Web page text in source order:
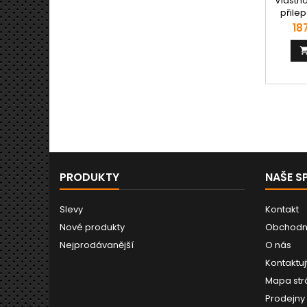
PRODUKTY
Slevy
Nové produkty
Nejprodávanější
NAŠE
Kontakt
O nás
Mapa
Prodejny